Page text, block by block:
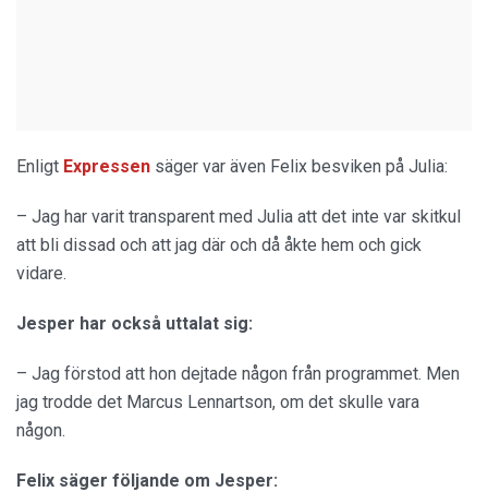
Enligt Expressen säger var även Felix besviken på Julia:
– Jag har varit transparent med Julia att det inte var skitkul
att bli dissad och att jag där och då åkte hem och gick
vidare.
Jesper har också uttalat sig:
– Jag förstod att hon dejtade någon från programmet. Men
jag trodde det Marcus Lennartson, om det skulle vara
någon.
Felix säger följande om Jesper: